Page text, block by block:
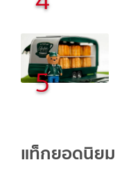
5
แท็กยอดนิยม